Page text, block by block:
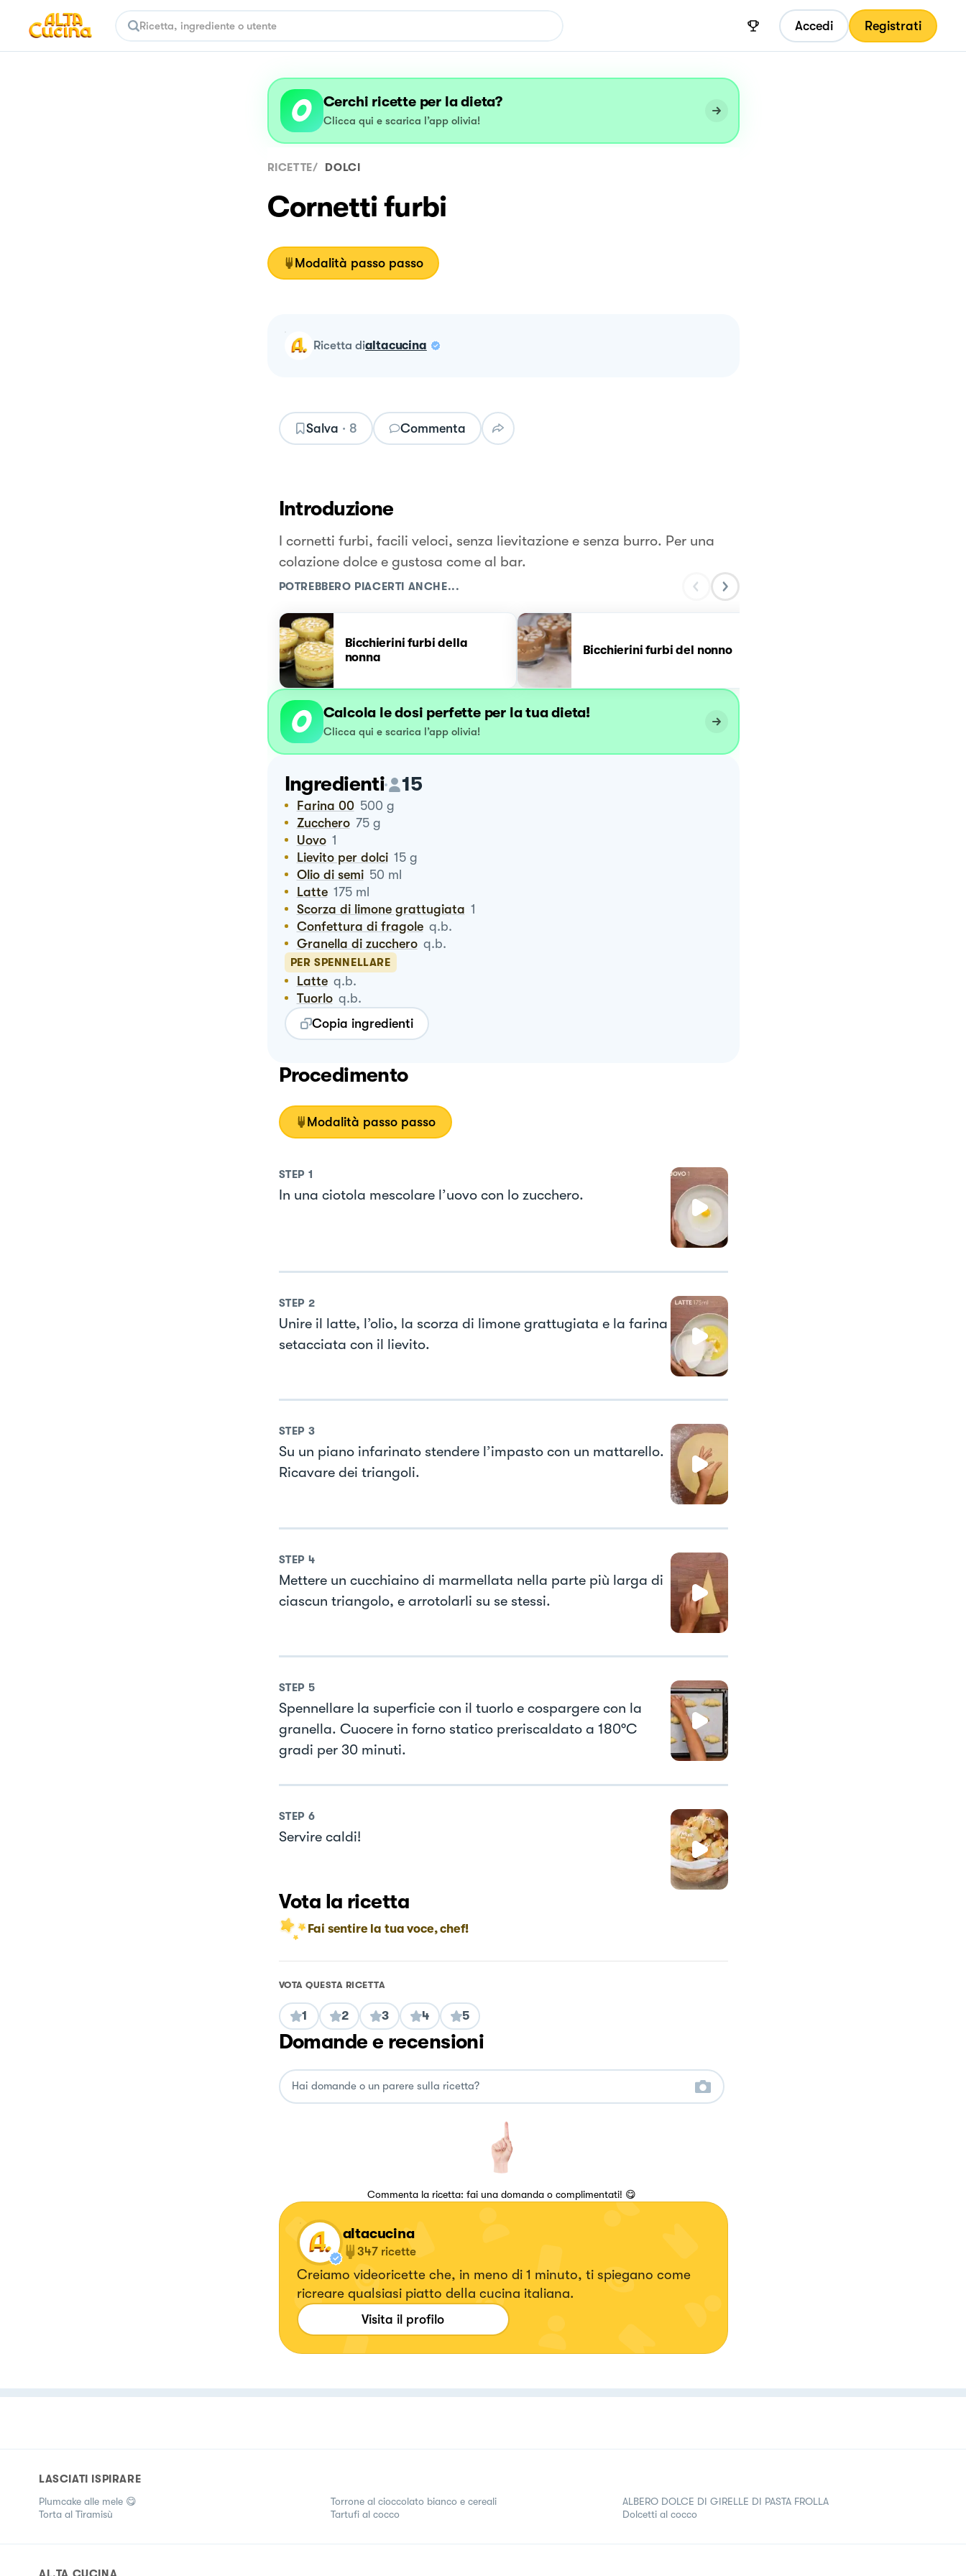
Accedi Registrati
Cerchi ricette per la dieta?
Clicca qui e scarica l’app olivia!
RICETTE/ DOLCI
Cornetti furbi
Modalità passo passo
ricetta dialtacucina
Salva · 8 Commenta
Introduzione
I cornetti furbi, facili veloci, senza lievitazione e senza burro. Per una
colazione dolce e gustosa come al bar.
POTREBBERO PIACERTI ANCHE...
Bicchierini furbi della
nonna
Bicchierini furbi del nonno
Calcola le dosi perfette per la tua dieta!
Clicca qui e scarica l’app olivia!
Ingredienti 15
Farina 00 500 g
Zucchero 75 g
Uovo 1
Lievito per dolci 15 g
Olio di semi 50 ml
Latte 175 ml
Scorza di limone grattugiata 1
Confettura di fragole q.b.
Granella di zucchero q.b.
PER SPENNELLARE
Latte q.b.
Tuorlo q.b.
Copia ingredienti
Procedimento
Modalità passo passo
STEP 1
In una ciotola mescolare l’uovo con lo zucchero.
STEP 2
Unire il latte, l’olio, la scorza di limone grattugiata e la farina
setacciata con il lievito.
STEP 3
Su un piano infarinato stendere l’impasto con un mattarello.
Ricavare dei triangoli.
STEP 4
Mettere un cucchiaino di marmellata nella parte più larga di
ciascun triangolo, e arrotolarli su se stessi.
STEP 5
Spennellare la superficie con il tuorlo e cospargere con la
granella. Cuocere in forno statico preriscaldato a 180°C
gradi per 30 minuti.
STEP 6
Servire caldi!
Vota la ricetta
Fai sentire la tua voce, chef!
VOTA QUESTA RICETTA
1 2 3 4 5
Domande e recensioni
Commenta la ricetta: fai una domanda o complimentati! 😋
altacucina
347 ricette
Creiamo videoricette che, in meno di 1 minuto, ti spiegano come
ricreare qualsiasi piatto della cucina italiana.
Visita il profilo
LASCIATI ISPIRARE
Plumcake alle mele 😋
Torta al Tiramisù
Torrone al cioccolato bianco e cereali
Tartufi al cocco
ALBERO DOLCE DI GIRELLE DI PASTA FROLLA
Dolcetti al cocco